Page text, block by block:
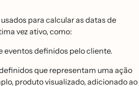
para calcular as datas de
vez ativo, como:
eventos definidos pelo cliente.
que representam uma ação
produto visualizado, adicionado ao